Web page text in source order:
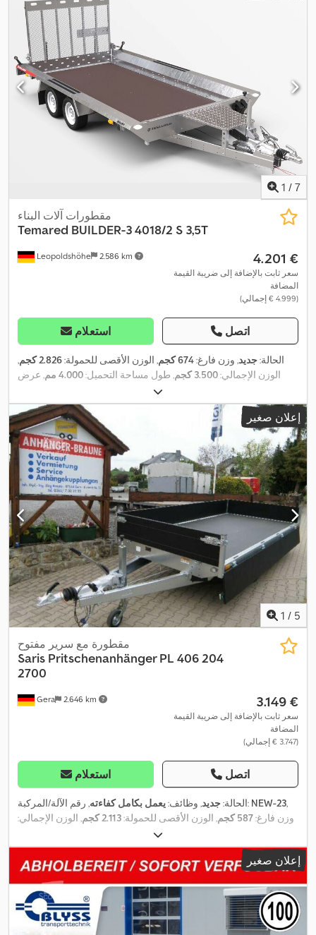
1 / 7
Leopoldshöhe 2.586 km
مقطورات آلات البناء
Temared BUILDER-3 4018/2 S 3,5T
‏4.201 €
سعر ثابت بالإضافة إلى ضريبة القيمة
المضافة
(‏4.999 € إجمالي)
استعلام اتصل
الحالة:جديد, وزن فارغ:674 كجم , الوزن الأقصى للحمولة:2.826 كجم
,
الوزن الإجمالي:3.500 كجم , طول مساحة التحميل:4.000 مم
, عرض
1.830 مم
إعلان صغير
1 / 5
Gera 2.646 km
مقطورة مع سرير مفتوح
Saris Pritschenanhänger PL 406 204
2700
‏3.149 €
سعر ثابت بالإضافة إلى ضريبة القيمة
المضافة
(‏3.747 € إجمالي)
استعلام اتصل
الحالة:جديد, وظائف:يعمل بكامل كفاءته , رقم الآلة/المركبة: NEW-23,
وزن فارغ:587 كجم , الوزن الأقصى للحمولة:2.113 كجم
, الوزن الإجمالي:
محورين
عرض مساحة التحميل:2.040 مم , ارتفاع مساحة التحميل:350 مم
,
تعليق:آخر, مقاس الإطار: 195 / 50 R 13 , السرعة القصوى:100 كم/س
,
لون:
فضي , فرامل المقطورة: مقطورة مزودة بفرامل , سنة الصنع: 2026
فرامل:آخر
إعلان صغير